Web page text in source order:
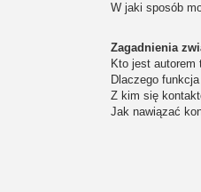
W jaki sposób
Zagadnienia
Kto jest autorem
Dlaczego
Z kim się
Jak nawiązać